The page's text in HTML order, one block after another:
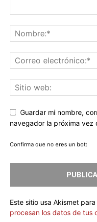
Guardar mi nombre,
navegador la próxima vez
Confirma que no eres un bot:
Este sitio usa Akismet
procesan los datos de tus